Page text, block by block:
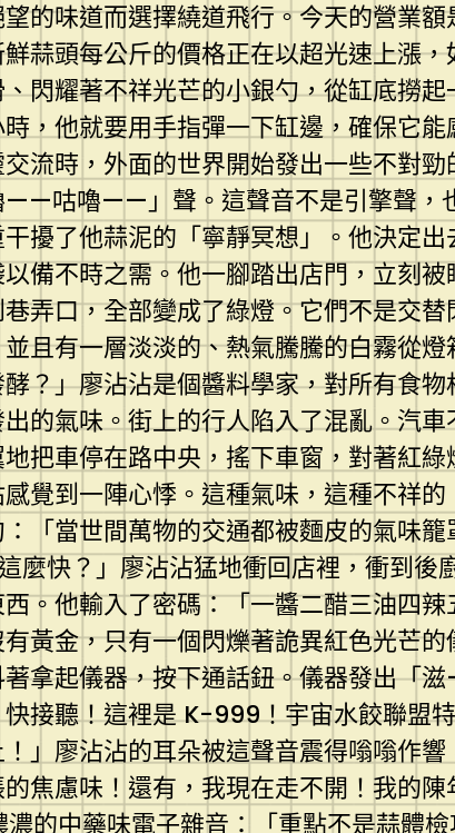
的味道而選擇繞道飛行。今天的營業
蒜頭每公斤的價格正在以超光速上漲
閃耀著不祥光芒的小銀勺，從缸底撈
，他就要用手指彈一下缸邊，確保它
流時，外面的世界開始發出一些不對
——咕嚕——」聲。這聲音不是引擎聲，
擾了他蒜泥的「寧靜冥想」。他決定
備不時之需。他一腳踏出店門，立刻
弄口，全部變成了綠燈。它們不是交
且有一層淡淡的、熱氣騰騰的白霧從
？」廖沾沾是個醬料學家，對所有食
的氣味。街上的行人陷入了混亂。汽
把車停在路中央，搖下車窗，對著紅
覺到一陣心悸。這種氣味，這種不祥
「當世間萬物的交通都被麵皮的氣味
麼快？」廖沾沾猛地衝回店裡，衝到
。他輸入了密碼：「一醬二醋三油四
黃金，只有一個閃爍著詭異紅色光芒
拿起儀器，按下通話鈕。儀器發出「
接聽！這裡是 K-999！宇宙水餃聯盟
」廖沾沾的耳朵被這聲音震得嗡嗡作
焦慮味！還有，我現在走不開！我的
的中藥味電子雜音：「重點不是蒜體檢